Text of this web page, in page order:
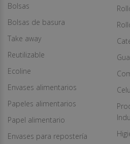
Bolsas
Bolsas de basura
Take away
Reutilizable
Ecoline
Envases alimentarios
Papeles alimentarios
Papel alimentario
Envases para repostería